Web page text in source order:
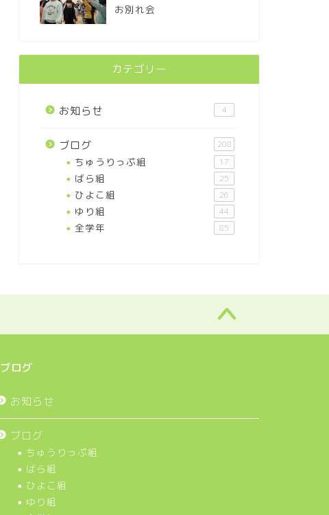
お別れ会
カテゴリー
お知らせ 4
ブログ 208
ちゅうりっぷ組 17
ばら組 25
ひよこ組 26
ゆり組 44
全学年 85
ブログ
お知らせ
ブログ
ちゅうりっぷ組
ばら組
ひよこ組
ゆり組